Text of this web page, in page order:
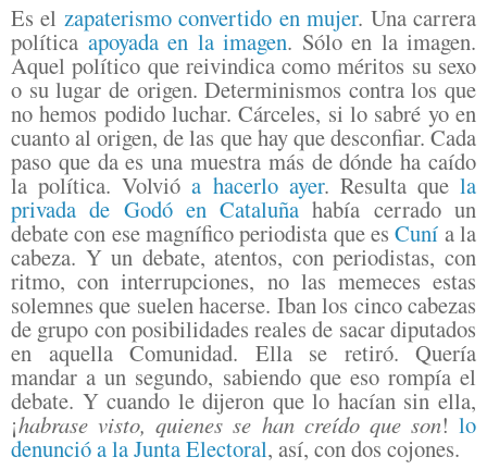
Es el zapaterismo convertido en mujer. Una carrera
políticaapoyada en la imagen. Sólo en la imagen.
Aquel político que reivindica como méritos su sexo
o su lugar de origen. Determinismos contra los que
no hemos podido luchar. Cárceles, si lo sabré yo en
cuanto al origen, de las que hay que desconfiar. Cada
paso que da es una muestra más de dónde ha caído
la política. Volvióa hacerlo ayer. Resulta que la
privada de Godó en Cataluñahabía cerrado un
debate con ese magnífico periodista que esCuní a la
cabeza. Y un debate, atentos, con periodistas, con
ritmo, con interrupciones, no las memeces estas
solemnes que suelen hacerse. Iban los cinco cabezas
de grupo con posibilidades reales de sacar diputados
en aquella Comunidad. Ella se retiró. Quería
mandar a un segundo, sabiendo que eso rompía el
debate. Y cuando le dijeron que lo hacían sin ella,
¡habrase visto, quienes se han creído que son! lo
denunció a la Junta Electoral, así, con dos cojones.